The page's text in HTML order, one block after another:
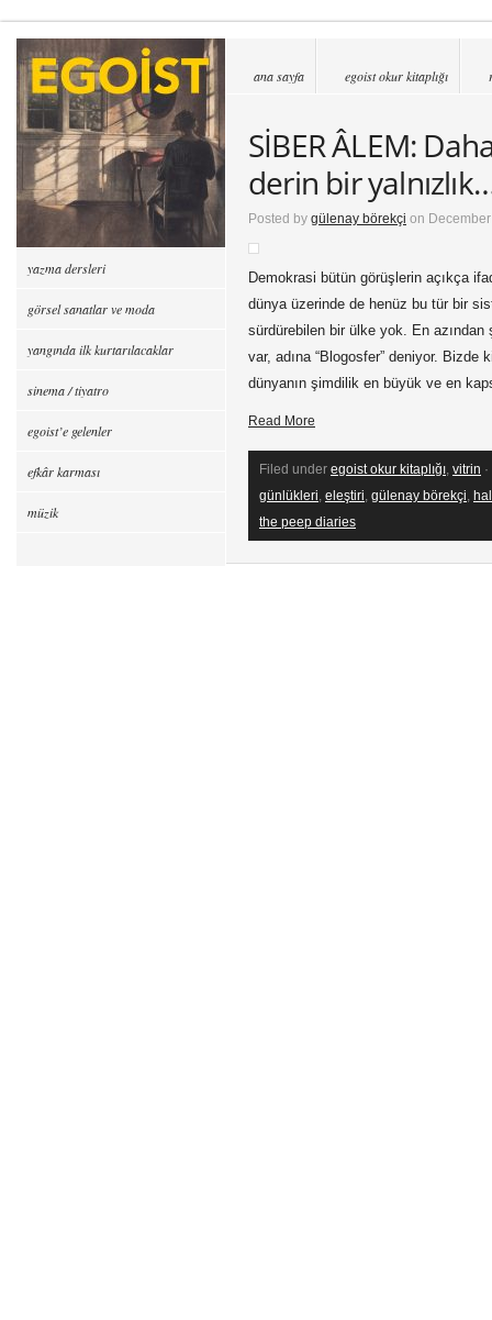
ana sayfa egoist okur kitaplığı
SİBER ÂLEM:
derin bir
Posted by gülenay börekçi on
Demokrasi bütün görüşlerin açıkça
dünya üzerinde de henüz bu tür bir
sürdürebilen bir ülke yok. En
var, adına “Blogosfer” deniyor.
dünyanın şimdilik en büyük ve en
Read More
Filed under egoist okur kitaplığı, vitrin
günlükleri, eleştiri, gülenay börekçi,
the peep diaries
yazma dersleri
görsel sanatlar ve moda
yangında ilk kurtarılacaklar
sinema / tiyatro
egoist’e gelenler
efkâr karması
müzik